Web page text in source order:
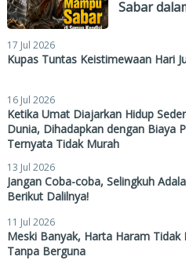
Sabar
17 Jul 2026
Kupas Tuntas Keistimewaan Hari
16 Jul 2026
Ketika Umat Diajarkan Hidup
Dunia, Dihadapkan dengan Biaya
Ternyata Tidak Murah
13 Jul 2026
Jangan Coba-coba, Selingkuh
Berikut Dalilnya!
11 Jul 2026
Meski Banyak, Harta Haram Tidak
Tanpa Berguna